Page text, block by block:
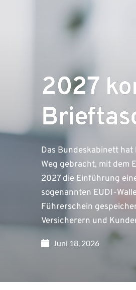
2027
Das Bundeskabinett
Weg gebracht, mit dem
2027 die Einführung
sogenannten EUDI-
Führerschein
Versicherern und
Juni 18, 2026